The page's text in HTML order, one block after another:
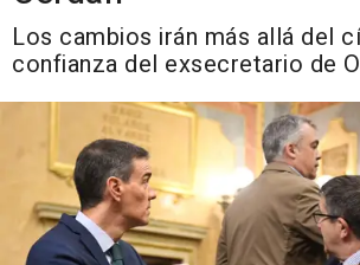
Los cambios irán más allá del
confianza del exsecretario de